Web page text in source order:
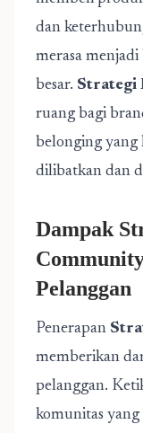
dan
merasa
besar. Strategi
ruang bagi
belonging yang
dilibatkan dan
Dampak
Pelanggan
Penerapan
memberikan
pelanggan.
komunitas